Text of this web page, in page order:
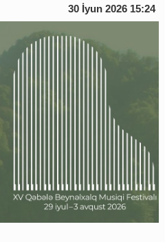
30 İyun 2026 15:24